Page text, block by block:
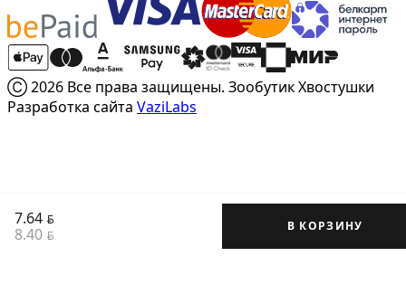
7.64 BYN
8.40 BYN
В КОРЗИНУ
Ⓒ 2026 Все права защищены. Зообутик Хвостушки
Разработка сайта VaziLabs